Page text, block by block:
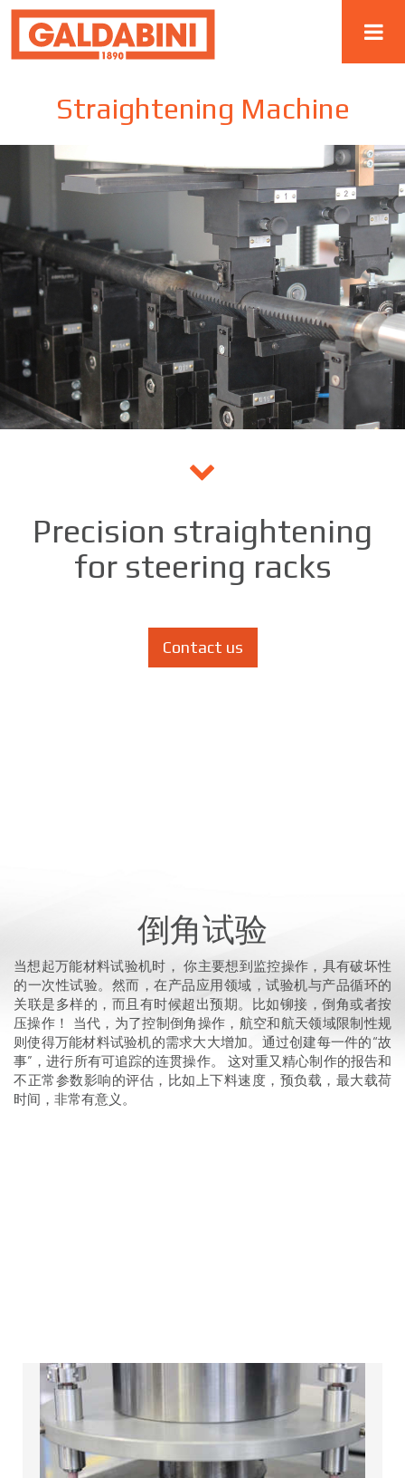
Straightening Machine
Precision straightening
for steering racks
Contact us
倒角试验
当想起万能材料试验机时， 你主要想到监控操作，具有破坏性
的一次性试验。然而，在产品应用领域，试验机与产品循环的
关联是多样的，而且有时候超出预期。比如铆接，倒角或者按
压操作！ 当代，为了控制倒角操作，航空和航天领域限制性规
则使得万能材料试验机的需求大大增加。通过创建每一件的“故
事”，进行所有可追踪的连贯操作。 这对重又精心制作的报告和
不正常参数影响的评估，比如上下料速度，预负载，最大载荷
时间，非常有意义。